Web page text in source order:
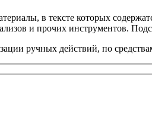
в тексте которых
и прочих инструментов.
ручных действий, по